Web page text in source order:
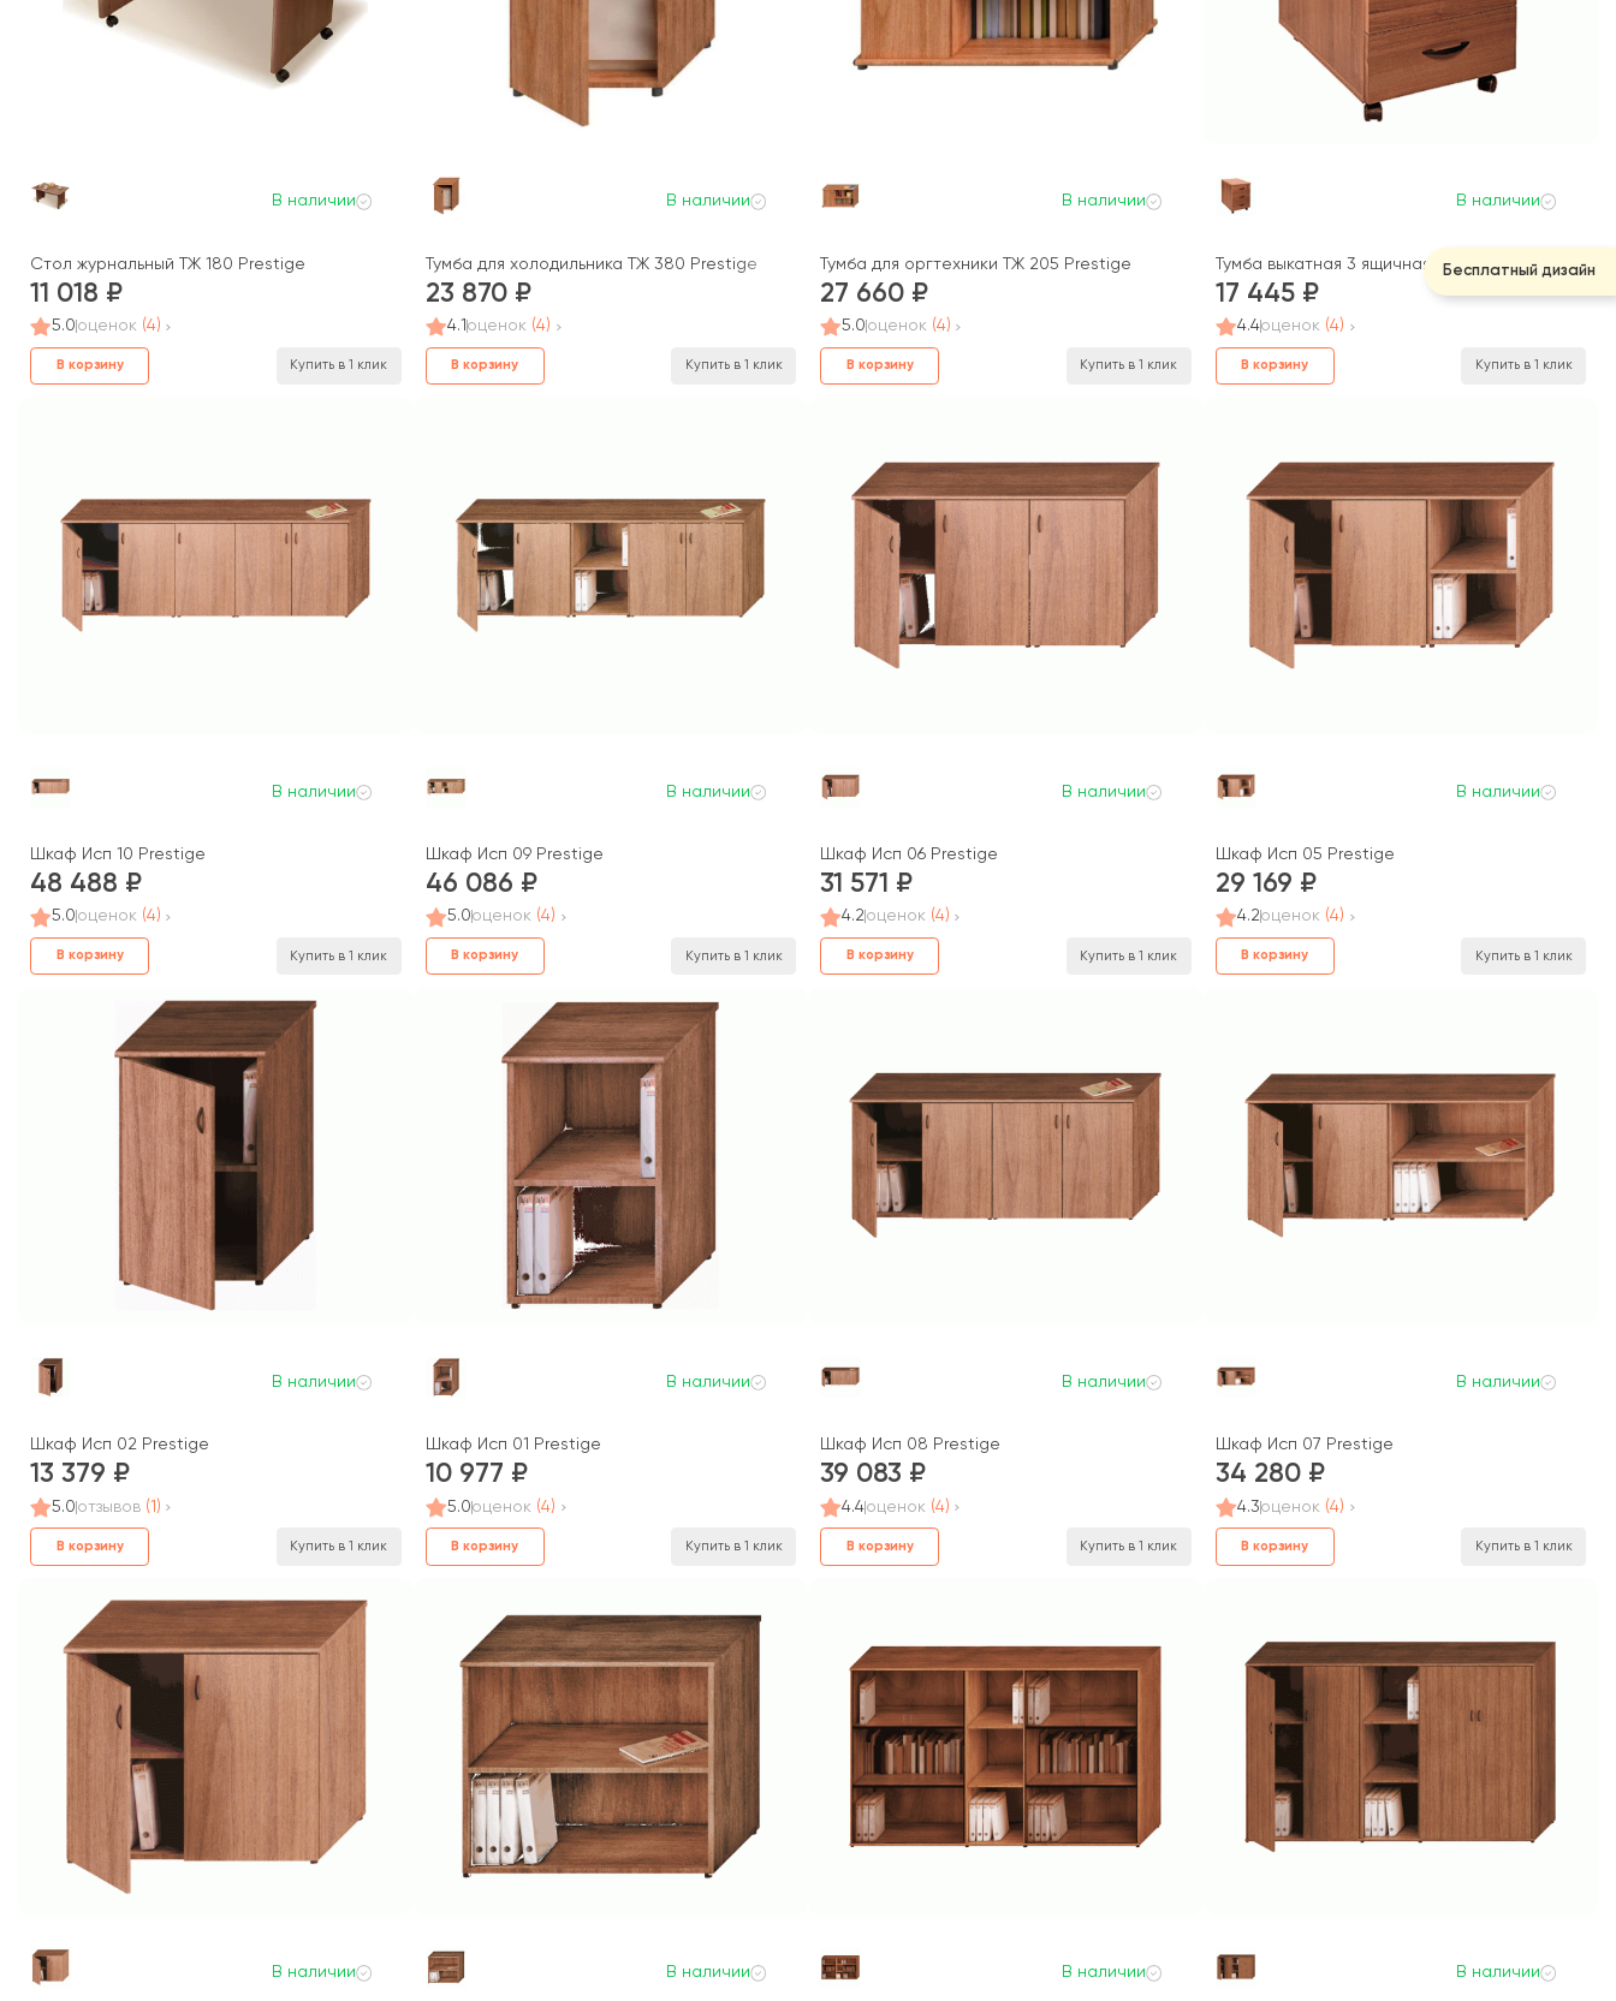
В наличии
Стол журнальный ТЖ 180 Prestige
11 018
5.0 оценок (4)
В корзину Купить в 1 клик
В наличии
Тумба для холодильника ТЖ 380 Prestige
23 870
4.1 оценок (4)
В корзину Купить в 1 клик
В наличии
Тумба для оргтехники ТЖ 205 Prestige
27 660
5.0 оценок (4)
В корзину Купить в 1 клик
В наличии
Тумба выкатная 3 ящичная c доводчиками с
17 445
4.4оценок (4)
В корзину Купить в 1 клик
В наличии
Шкаф Исп 10 Prestige
48 488
5.0 оценок (4)
В корзину Купить в 1 клик
В наличии
Шкаф Исп 09 Prestige
46 086
5.0оценок (4)
В корзину Купить в 1 клик
В наличии
Шкаф Исп 06 Prestige
31 571
4.2оценок (4)
В корзину Купить в 1 клик
В наличии
Шкаф Исп 05 Prestige
29 169
4.2оценок (4)
В корзину Купить в 1 клик
В наличии
Шкаф Исп 02 Prestige
13 379
5.0отзывов (1)
В корзину Купить в 1 клик
В наличии
Шкаф Исп 01 Prestige
10 977
5.0оценок (4)
В корзину Купить в 1 клик
В наличии
Шкаф Исп 08 Prestige
39 083
4.4оценок (4)
В корзину Купить в 1 клик
В наличии
Шкаф Исп 07 Prestige
34 280
4.3оценок (4)
В корзину Купить в 1 клик
В наличии В наличии В наличии В наличии
Бесплатный дизайн